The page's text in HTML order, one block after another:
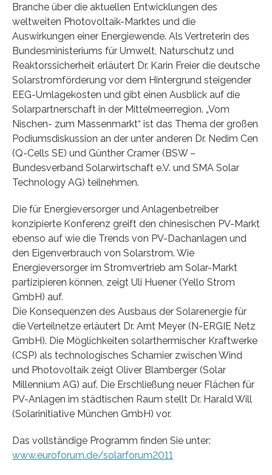
Branche über die aktuellen Entwicklungen des
weltweiten Photovoltaik-Marktes und die
Auswirkungen einer Energiewende. Als Vertreterin des
Bundesministeriums für Umwelt, Naturschutz und
Reaktorssicherheit erläutert Dr. Karin Freier die deutsche
Solarstromförderung vor dem Hintergrund steigender
EEG-Umlagekosten und gibt einen Ausblick auf die
Solarpartnerschaft in der Mittelmeerregion. „Vom
Nischen- zum Massenmarkt“ ist das Thema der großen
Podiumsdiskussion an der unter anderen Dr. Nedim Cen
(Q-Cells SE) und Günther Cramer (BSW –
Bundesverband Solarwirtschaft e.V. und SMA Solar
Technology AG) teilnehmen.
Die für Energieversorger und Anlagenbetreiber
konzipierte Konferenz greift den chinesischen PV-Markt
ebenso auf wie die Trends von PV-Dachanlagen und
den Eigenverbrauch von Solarstrom. Wie
Energieversorger im Stromvertrieb am Solar-Markt
partizipieren können, zeigt Uli Huener (Yello Strom
GmbH) auf.
Die Konsequenzen des Ausbaus der Solarenergie für
die Verteilnetze erläutert Dr. Arnt Meyer (N-ERGIE Netz
GmbH). Die Möglichkeiten solarthermischer Kraftwerke
(CSP) als technologisches Scharnier zwischen Wind
und Photovoltaik zeigt Oliver Blamberger (Solar
Millennium AG) auf. Die Erschließung neuer Flächen für
PV-Anlagen im städtischen Raum stellt Dr. Harald Will
(Solarinitiative München GmbH) vor.
Das vollständige Programm finden Sie unter:
www.euroforum.de/solarforum2011